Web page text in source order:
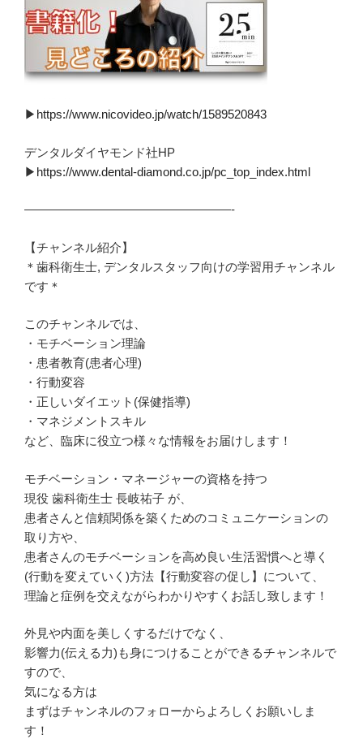
▶︎ https://www.nicovideo.jp/watch/1589520843
デンタルダイヤモンド社HP
▶︎ https://www.dental-diamond.co.jp/pc_top_index.html
—————————————————-
【チャンネル紹介】
＊歯科衛生士, デンタルスタッフ向けの学習用チャンネル
です＊
このチャンネルでは、
・モチベーション理論
・患者教育(患者心理)
・行動変容
・正しいダイエット(保健指導)
・マネジメントスキル
など、臨床に役立つ様々な情報をお届けします！
モチベーション・マネージャーの資格を持つ
現役 歯科衛生士 長岐祐子 が、
患者さんと信頼関係を築くためのコミュニケーションの
取り方や、
患者さんのモチベーションを高め良い生活習慣へと導く
(行動を変えていく)方法【行動変容の促し】について、
理論と症例を交えながらわかりやすくお話し致します！
外見や内面を美しくするだけでなく、
影響力(伝える力)も身につけることができるチャンネルで
すので、
気になる方は
まずはチャンネルのフォローからよろしくお願いしま
す！